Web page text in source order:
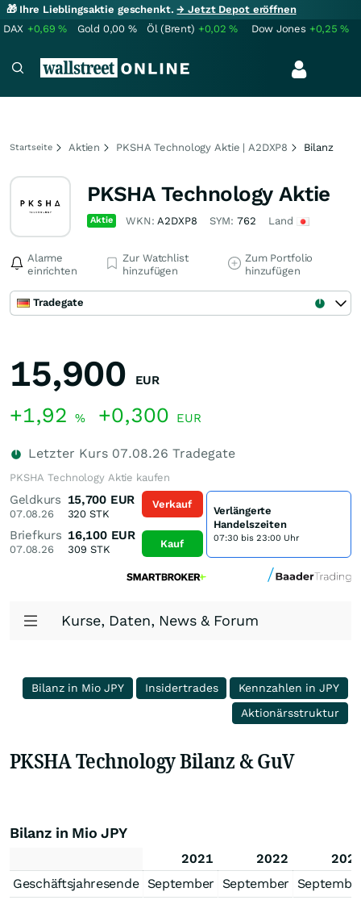
🎁 Ihre Lieblingsaktie geschenkt.→ Jetzt Depot eröffnen
DAX +0,69% Gold 0,00 % Öl (Brent) +0,02% Dow Jones +0,25%
Startseite Aktien PKSHA Technology Aktie | A2DXP8 Bilanz
PKSHA Technology Aktie
Aktie WKN:A2DXP8 SYM: 762 Land
Alarme
einrichten
Zur Watchlist
hinzufügen
Zum Portfolio
hinzufügen
Tradegate
15,900 EUR
+1,92 % +0,300 EUR
Letzter Kurs 07.08.26 Tradegate
PKSHA Technology Aktie kaufen
Geldkurs
07.08.26
15,700 EUR
320 STK
Briefkurs
07.08.26
16,100 EUR
309 STK
Verkauf
Kauf
Verlängerte
Handelszeiten
07:30 bis 23:00 Uhr
Kurse, Daten, News & Forum
Bilanz in Mio JPY Insidertrades
Kennzahlen in JPY
Aktionärsstruktur
PKSHA Technology Bilanz & GuV
Bilanz in Mio JPY
2021 2022
Geschäftsjahresende
September September